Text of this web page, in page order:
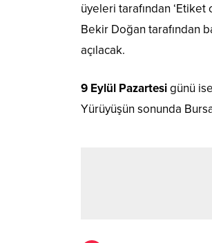
üyeleri tarafından
Bekir Doğan tarafından
açılacak.
9 Eylül Pazartesigünü
Yürüyüşün sonunda